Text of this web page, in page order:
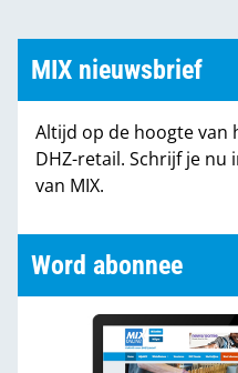
MIX nieuwsbrief
Altijd op de hoogte van
DHZ-retail. Schrijf je nu
van MIX.
Word abonnee